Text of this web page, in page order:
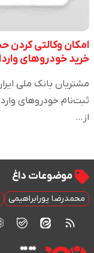
امکان وکالتی‌ کردن
خرید خودروهای
مشتریان بانک ملی
ثبت‌نام خودروهای
از…
موضوعات داغ
محمدرضا پورابراهیمی